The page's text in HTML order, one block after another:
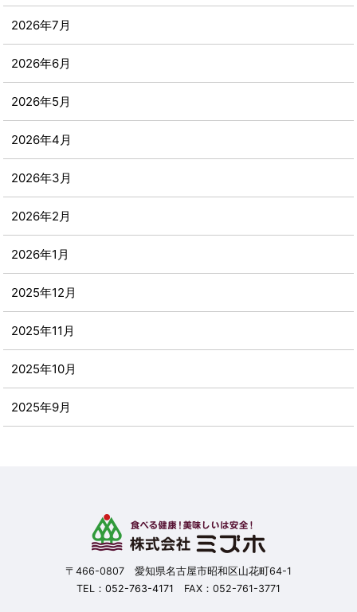
2026年7月
2026年6月
2026年5月
2026年4月
2026年3月
2026年2月
2026年1月
2025年12月
2025年11月
2025年10月
2025年9月
〒466-0807 愛知県名古屋市昭和区山花町64-1
TEL： 052-763-4171 FAX：052-761-3771